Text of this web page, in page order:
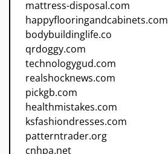
mattress-disposal.com
happyflooringandcabinets.com
bodybuildinglife.co
qrdoggy.com
technologygud.com
realshocknews.com
pickgb.com
healthmistakes.com
ksfashiondresses.com
patterntrader.org
cnhpa.net